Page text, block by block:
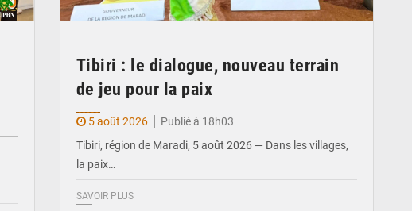
Tibiri : le dialogue, nouveau terrain
de jeu pour la paix
5 août 2026
Publié à 18h03
Tibiri, région de Maradi, 5 août 2026 — Dans les villages,
la paix…
SAVOIR PLUS